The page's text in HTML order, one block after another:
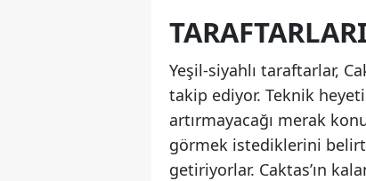
Yeşil-siyahlı taraftarlar,
takip ediyor. Teknik
artırmayacağı merak
görmek istediklerini
getiriyorlar. Caktas’ın